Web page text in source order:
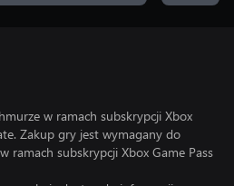
w ramach subskrypcji Xbox
Zakup gry jest wymagany do
ramach subskrypcji Xbox Game Pass